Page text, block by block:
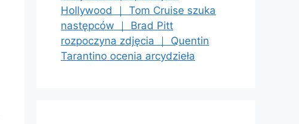
Hollywood ｜ Tom Cruise szuka
następców ｜ Brad Pitt
rozpoczyna zdjęcia ｜ Quentin
Tarantino ocenia arcydzieła